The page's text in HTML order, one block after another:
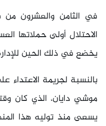
الاحتلال أولى حملاتها
يخضع في ذلك الحين
بالنسبة لجريمة
موشي دايان، الذي كان